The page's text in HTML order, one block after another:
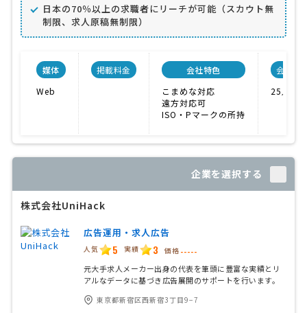
日本の70％以上の求職者にリーチが可能（スカウト無
制限、求人原稿無制限）
媒体
Web
掲載料金
会社特色
こまめな対応
遠方対応可
ISO・Pマークの所持
会社規
25人
企業を選択する
株式会社UniHack
広告運用・求人広告
人気 5 実績 3 価格 -----
元大手求人メーカー出身の代表を筆頭に豊富な実績とリ
アルなデータに基づき広告展開のサポートを行います。
東京都新宿区西新宿3丁目9−7